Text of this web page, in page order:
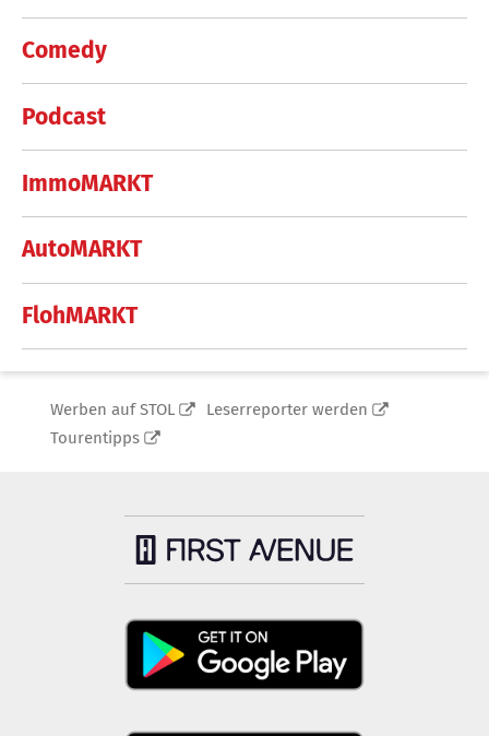
Comedy
Podcast
ImmoMARKT
AutoMARKT
FlohMARKT
Werben auf STOL
Leserreporter werden
Tourentipps